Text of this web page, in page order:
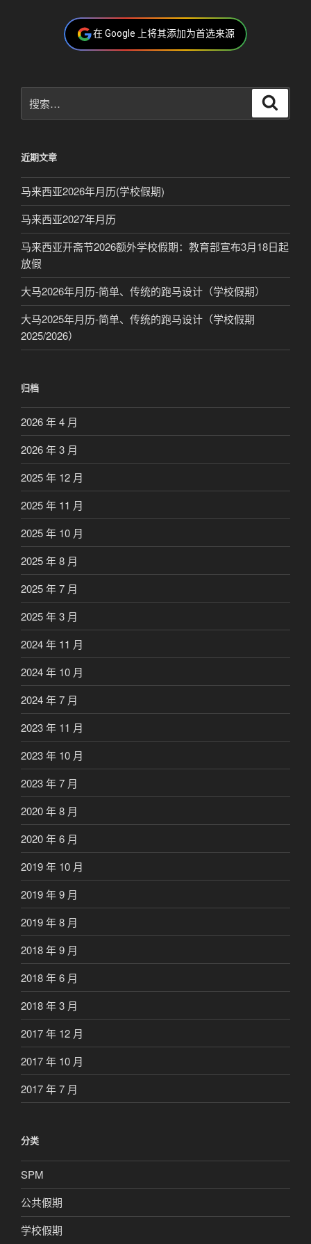
在 Google 上将其添加为首选来源
索：
近期文章
马来西亚2026年月历(学校假期)
马来西亚2027年月历
马来西亚开斋节2026额外学校假期：教育部宣布3月18日起
放假
大马2026年月历-简单、传统的跑马设计（学校假期）
大马2025年月历-简单、传统的跑马设计（学校假期
2025/2026）
归档
2026 年 4 月
2026 年 3 月
2025 年 12 月
2025 年 11 月
2025 年 10 月
2025 年 8 月
2025 年 7 月
2025 年 3 月
2024 年 11 月
2024 年 10 月
2024 年 7 月
2023 年 11 月
2023 年 10 月
2023 年 7 月
2020 年 8 月
2020 年 6 月
2019 年 10 月
2019 年 9 月
2019 年 8 月
2018 年 9 月
2018 年 6 月
2018 年 3 月
2017 年 12 月
2017 年 10 月
2017 年 7 月
分类
SPM
公共假期
学校假期